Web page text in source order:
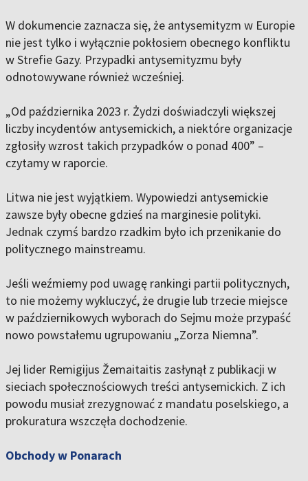
W dokumencie zaznacza się, że antysemityzm w Europie
nie jest tylko i wyłącznie pokłosiem obecnego konfliktu
w Strefie Gazy. Przypadki antysemityzmu były
odnotowywane również wcześniej.
„Od października 2023 r. Żydzi doświadczyli większej
liczby incydentów antysemickich, a niektóre organizacje
zgłosiły wzrost takich przypadków o ponad 400” –
czytamy w raporcie.
Litwa nie jest wyjątkiem. Wypowiedzi antysemickie
zawsze były obecne gdzieś na marginesie polityki.
Jednak czymś bardzo rzadkim było ich przenikanie do
politycznego mainstreamu.
Jeśli weźmiemy pod uwagę rankingi partii politycznych,
to nie możemy wykluczyć, że drugie lub trzecie miejsce
w październikowych wyborach do Sejmu może przypaść
nowo powstałemu ugrupowaniu „Zorza Niemna”.
Jej lider Remigijus Žemaitaitis zasłynął z publikacji w
sieciach społecznościowych treści antysemickich. Z ich
powodu musiał zrezygnować z mandatu poselskiego, a
prokuratura wszczęła dochodzenie.
Obchody w Ponarach